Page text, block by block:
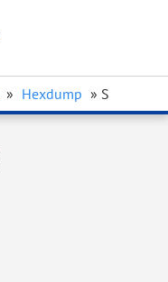
» Hexdump » S